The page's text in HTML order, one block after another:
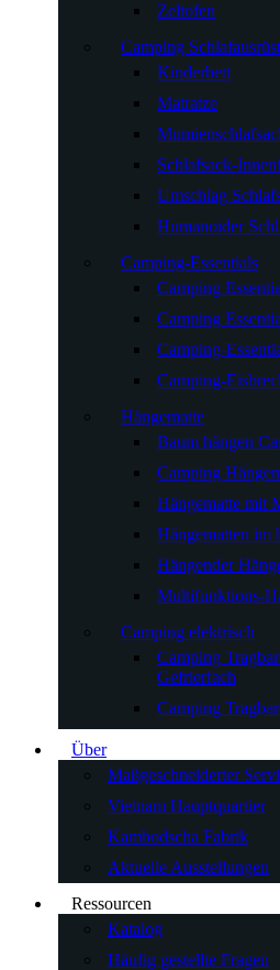
Zeltofen
Camping
Kinderbett
Matratze
Schlafsack-
Umschlag
Humanoider
Camping-Essentials
Camping
Camping
Camping-
Camping-
Hängematte
Baum hängen
Camping
Hängematte mit
Hängematten im
Hängender
Multifunktions-
Camping elektrisch
Camping
Gefrierfach
Camping
Über
Maßgeschneiderter
Vietnam Hauptquartier
Kambodscha Fabrik
Aktuelle Ausstellungen
Ressourcen
Katalog
Häufig gestellte Fragen